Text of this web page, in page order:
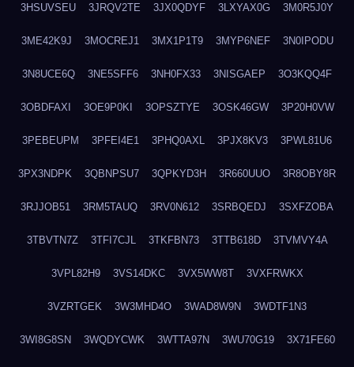
3HSUVSEU 3JRQV2TE 3JX0QDYF 3LXYAX0G 3M0R5J0Y
3ME42K9J 3MOCREJ1 3MX1P1T9 3MYP6NEF 3N0IPODU
3N8UCE6Q 3NE5SFF6 3NH0FX33 3NISGAEP 3O3KQQ4F
3OBDFAXI 3OE9P0KI 3OPSZTYE 3OSK46GW 3P20H0VW
3PEBEUPM 3PFEI4E1 3PHQ0AXL 3PJX8KV3 3PWL81U6
3PX3NDPK 3QBNPSU7 3QPKYD3H 3R660UUO 3R8OBY8R
3RJJOB51 3RM5TAUQ 3RV0N612 3SRBQEDJ 3SXFZOBA
3TBVTN7Z 3TFI7CJL 3TKFBN73 3TTB618D 3TVMVY4A
3VPL82H9 3VS14DKC 3VX5WW8T 3VXFRWKX
3VZRTGEK 3W3MHD4O 3WAD8W9N 3WDTF1N3
3WI8G8SN 3WQDYCWK 3WTTA97N 3WU70G19 3X71FE60